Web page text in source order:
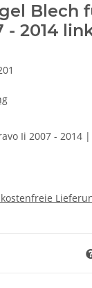
Blech
- 2014
Ii 2007 - 2014 |